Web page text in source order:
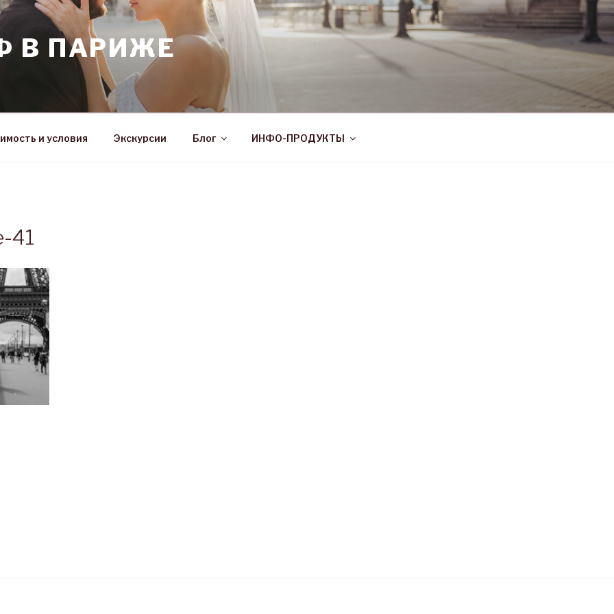
В ПАРИЖЕ
и условия Экскурсии Блог ИНФО-ПРОДУКТЫ
41